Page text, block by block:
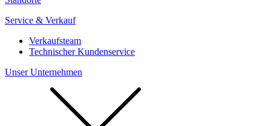
Service & Verkauf
Verkaufsteam
Technischer Kundenservice
Unser Unternehmen